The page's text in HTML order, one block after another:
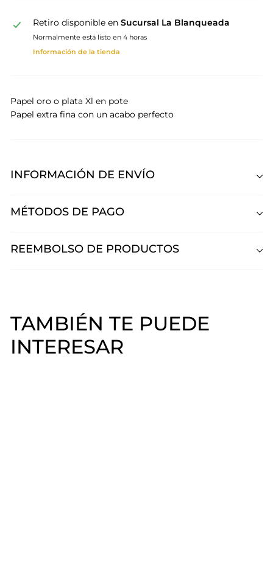
Retiro disponible en Sucursal La Blanqueada
Normalmente está listo en 4 horas
Información de la tienda
Papel oro o plata Xl en pote
Papel extra fina con un acabo perfecto
INFORMACIÓN DE ENVÍO
MÉTODOS DE PAGO
REEMBOLSO DE PRODUCTOS
TAMBIÉN TE PUEDE
INTERESAR